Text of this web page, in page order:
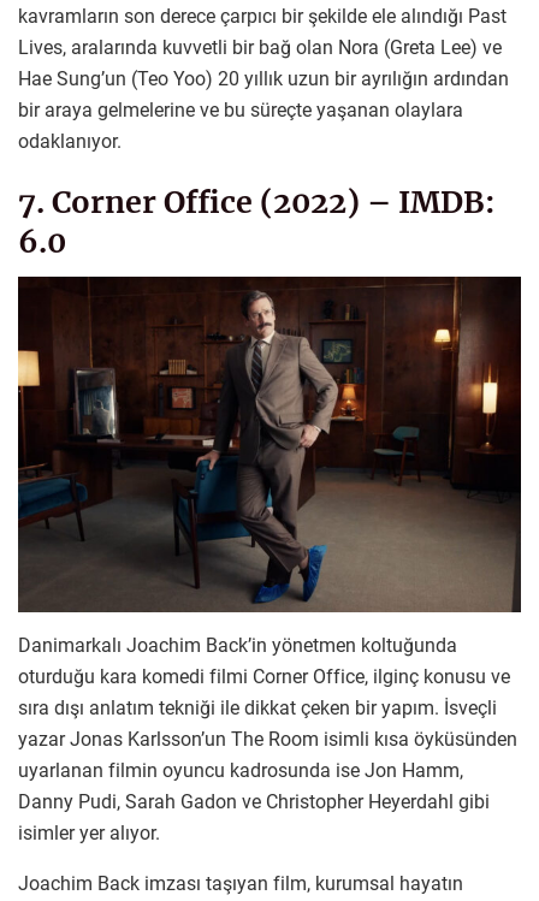
kavramların son derece çarpıcı bir şekilde ele alındığı Past
Lives, aralarında kuvvetli bir bağ olan Nora (Greta Lee) ve
Hae Sung’un (Teo Yoo) 20 yıllık uzun bir ayrılığın ardından
bir araya gelmelerine ve bu süreçte yaşanan olaylara
odaklanıyor.
7. Corner Office (2022) – IMDB:
6.0
Danimarkalı Joachim Back’in yönetmen koltuğunda
oturduğu kara komedi filmi Corner Office, ilginç konusu ve
sıra dışı anlatım tekniği ile dikkat çeken bir yapım. İsveçli
yazar Jonas Karlsson’un The Room isimli kısa öyküsünden
uyarlanan filmin oyuncu kadrosunda ise Jon Hamm,
Danny Pudi, Sarah Gadon ve Christopher Heyerdahl gibi
isimler yer alıyor.
Joachim Back imzası taşıyan film, kurumsal hayatın